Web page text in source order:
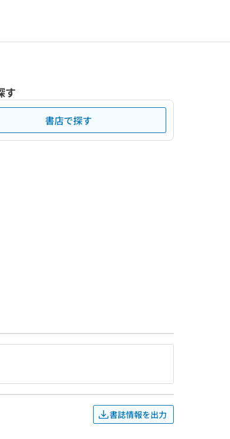
す
書店で探す
書誌情報を出力